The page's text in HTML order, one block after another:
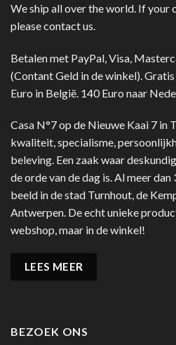
We ship all over the world. If your
please contact us.
Betalen met PayPal, Visa,
(Contant Geld in de winkel).
Euro in België. 140 Euro naar
Casa N°7 op de Nieuwe Kaai 7 in
kwaliteit, specialisme,
beleving. Een zaak waar
de orde van de dag is. Al meer
beeld in de stad Turnhout, de
Antwerpen. De echt unieke
webshop, maar in de winkel!
LEES MEER
BEZOEK ONS